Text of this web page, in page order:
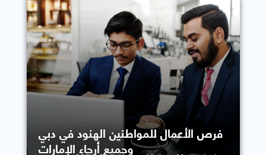
فرص الأعمال للمواطنين الهنود في دبي
وجميع أرجاء الإمارات